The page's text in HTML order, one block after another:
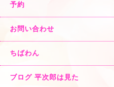
予約
お問い合わせ
ちばわん
ブログ 平次郎は見た